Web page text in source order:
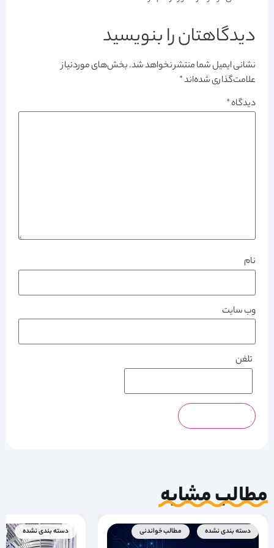
دیدگاهتان را بنویسید
نشانی ایمیل شما منتشر نخواهد شد.بخش‌های موردنیاز
علامت‌گذاری شده‌اند*
دیدگاه*
نام
وب‌ سایت
تلفن
مطالب مشابه
دسته بندی نشده مطالب خواندنی دسته بندی نشده